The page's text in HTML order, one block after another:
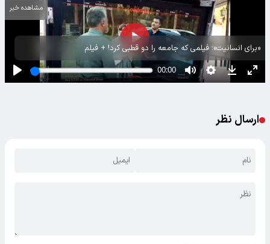
«برای انسانیت»؛ فیلمی که جامعه را دو قطبی کرد! + فیلم
مشاهده خبر
ارسال نظر